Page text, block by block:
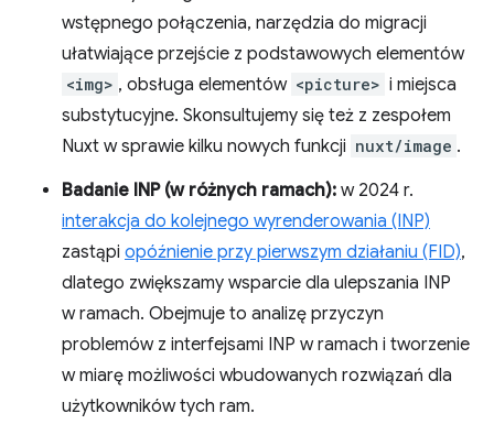
wstępnego połączenia, narzędzia do migracji
ułatwiające przejście z podstawowych elementów
<img> , obsługa elementów <picture> i miejsca
substytucyjne. Skonsultujemy się też z zespołem
Nuxt w sprawie kilku nowych funkcji nuxt/image .
Badanie INP (w różnych ramach): w 2024 r.
interakcja do kolejnego wyrenderowania (INP)
zastąpi opóźnienie przy pierwszym działaniu (FID),
dlatego zwiększamy wsparcie dla ulepszania INP
w ramach. Obejmuje to analizę przyczyn
problemów z interfejsami INP w ramach i tworzenie
w miarę możliwości wbudowanych rozwiązań dla
użytkowników tych ram.